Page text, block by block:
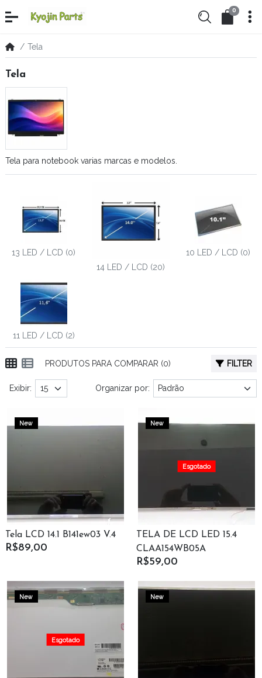
0
Tela
Tela
Tela para notebook varias marcas e modelos.
13 LED / LCD (0)
14 LED / LCD (20)
10 LED / LCD (0)
11 LED / LCD (2)
FILTER
PRODUTOS PARA COMPARAR (0)
Exibir: Organizar por:
New
Tela LCD 14.1 B141ew03 V.4
R$89,00
New
Esgotado
TELA DE LCD LED 15.4
CLAA154WB05A
R$59,00
New
Esgotado
New